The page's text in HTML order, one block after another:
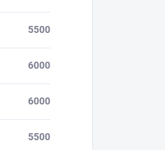
5500
6000
6000
5500